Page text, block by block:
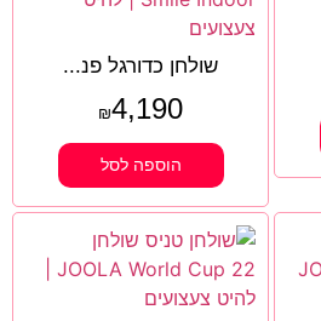
שולחן כדורגל פנ...
₪4,190
הוספה לסל